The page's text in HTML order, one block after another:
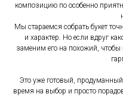
композицию по особенно
Мы стараемся собрать букет
и характер. Но если вдруг
заменим его на похожий, чтобы
Это уже готовый,
время на выбор и просто